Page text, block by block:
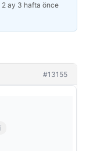
2 ay 3 hafta önce
#13155